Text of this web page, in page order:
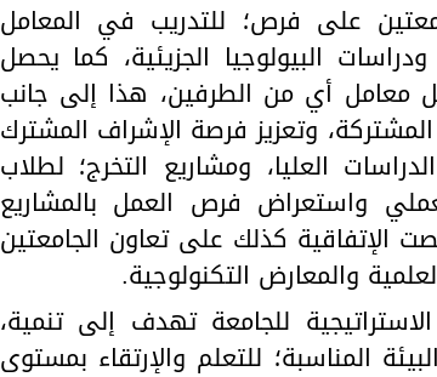
على فرص؛ للتدريب في المعامل
البيولوجيا الجزيئية، كما يحصل
معامل أي من الطرفين، هذا إلى جانب
المشتركة، وتعزيز فرصة الإشراف المشترك
العليا، ومشاريع التخرج؛ لطلاب
واستعراض فرص العمل بالمشاريع
الإتفاقية كذلك على تعاون الجامعتين
والمعارض التكنولوجية.
للجامعة تهدف إلى تنمية،
المناسبة؛ للتعلم والإرتقاء بمستوى